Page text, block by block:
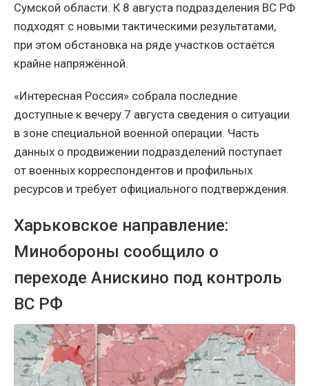
Сумской области. К 8 августа подразделения ВС РФ
подходят с новыми тактическими результатами,
при этом обстановка на ряде участков остаётся
крайне напряжённой.
«Интересная Россия» собрала последние
доступные к вечеру 7 августа сведения о ситуации
в зоне специальной военной операции. Часть
данных о продвижении подразделений поступает
от военных корреспондентов и профильных
ресурсов и требует официального подтверждения.
Харьковское направление:
Минобороны сообщило о
переходе Анискино под контроль
ВС РФ